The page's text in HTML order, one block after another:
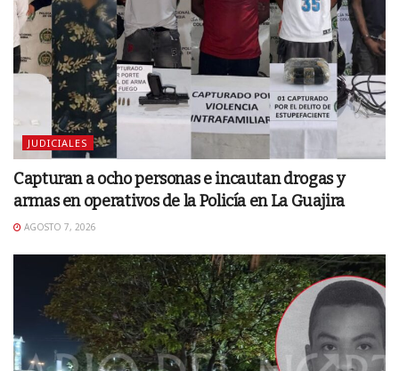
JUDICIALES
Capturan a ocho personas e incautan drogas y
armas en operativos de la Policía en La Guajira
AGOSTO 7, 2026